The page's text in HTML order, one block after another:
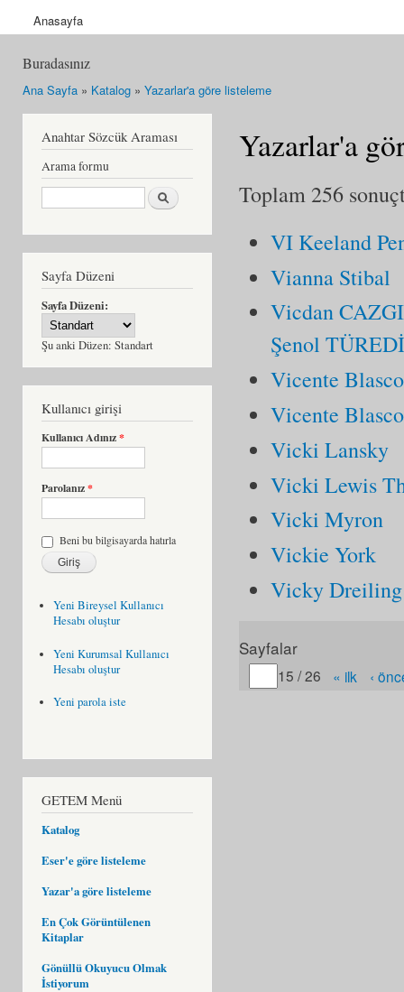
Anasayfa
Buradasınız
Ana Sayfa » Katalog » Yazarlar'a göre listeleme
Anahtar Sözcük Araması
Arama formu
Ara
Sayfa Düzeni
Sayfa Düzeni:
Şu anki Düzen: Standart
Kullanıcı girişi
Kullanıcı Adınız*
Parolanız*
Beni bu bilgisayarda hatırla
Yeni Bireysel Kullanıcı
Hesabı oluştur
Yeni Kurumsal Kullanıcı
Hesabı oluştur
Yeni parola iste
GETEM Menü
Katalog
Eser'e göre listeleme
Yazar'a göre listeleme
En Çok Görüntülenen
Kitaplar
Gönüllü Okuyucu Olmak
İstiyorum
Yazarlar'a
Toplam 256
VI Keeland
Vianna Stibal
Vicdan
Şenol TÜREDİ
Vicente
Vicente
Vicki Lansky
Vicki Lewis
Vicki Myron
Vickie York
Vicky Dreiling
Sayfalar
Gitmek istediğiniz
15 / 26 « ilk ‹